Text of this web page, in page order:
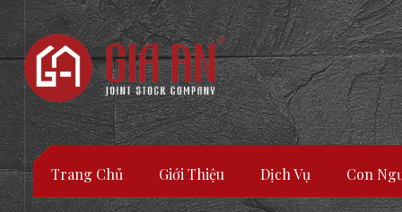
Trang Chủ Giới Thiệu Dịch Vụ Con